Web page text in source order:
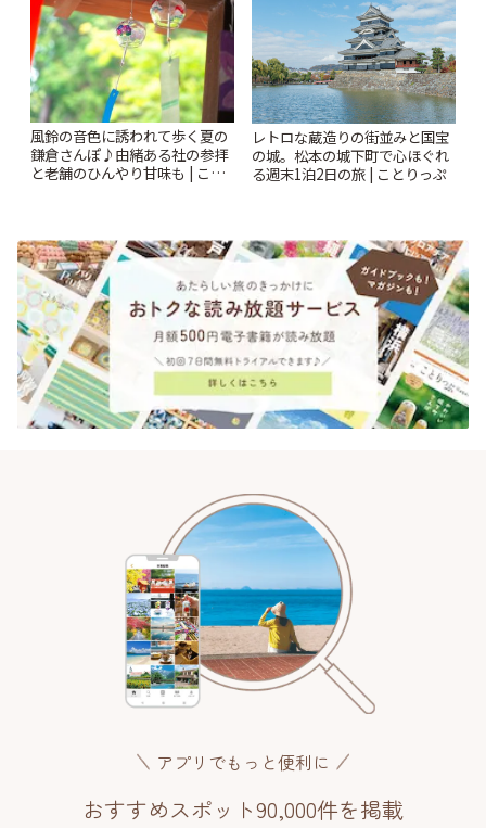
風鈴の音色に誘われて歩く夏の
鎌倉さんぽ♪由緒ある社の参拝
と老舗のひんやり甘味も | こと
レトロな蔵造りの街並みと国宝
の城。松本の城下町で心ほぐれ
る週末1泊2日の旅 | ことりっぷ
アプリでもっと便利に
おすすめスポット90,000件を掲載